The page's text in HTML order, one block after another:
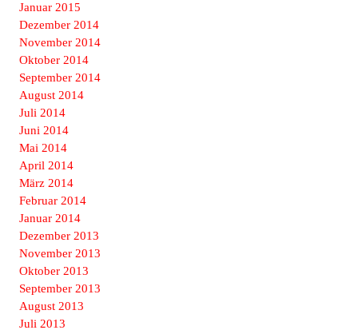
Januar 2015
Dezember 2014
November 2014
Oktober 2014
September 2014
August 2014
Juli 2014
Juni 2014
Mai 2014
April 2014
März 2014
Februar 2014
Januar 2014
Dezember 2013
November 2013
Oktober 2013
September 2013
August 2013
Juli 2013